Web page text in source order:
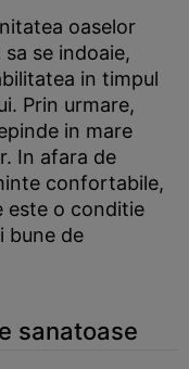
oaselor
se indoaie,
in timpul
Prin urmare,
in mare
In afara de
confortabile,
este o conditie
bune de
sanatoase